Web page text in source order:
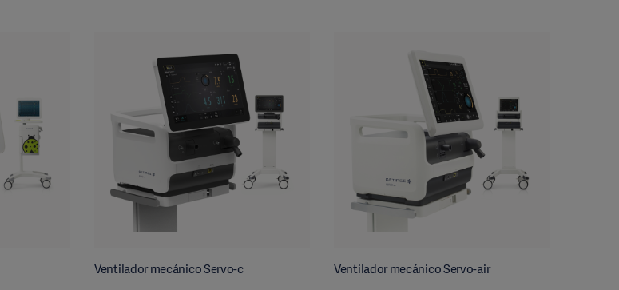
Ventilador mecánico Servo-c Ventilador mecánico Servo-air